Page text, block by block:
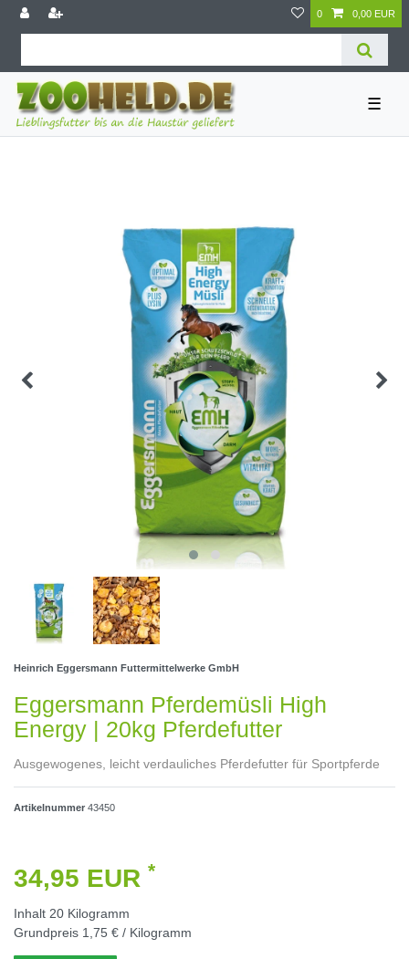
0 0,00 EUR
☰
Heinrich Eggersmann Futtermittelwerke GmbH
Eggersmann Pferdemüsli High
Energy | 20kg Pferdefutter
Ausgewogenes, leicht verdauliches Pferdefutter für Sportpferde
Artikelnummer 43450
34,95 EUR *
Inhalt 20 Kilogramm
Grundpreis 1,75 € / Kilogramm